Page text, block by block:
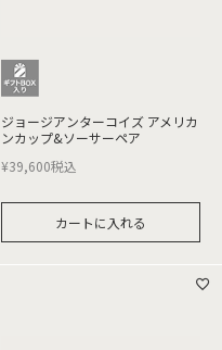
ジョージアンターコイズ アメリカ
ンカップ&ソーサーペア
¥39,600税込
カートに入れる